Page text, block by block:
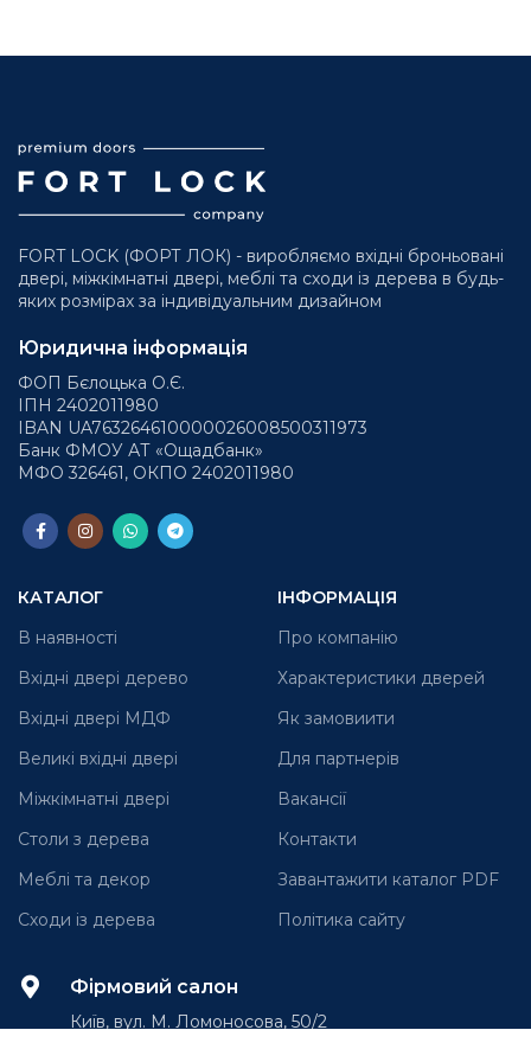
FORT LOCK (ФОРТ ЛОК) - виробляємо вхідні броньовані
двері, міжкімнатні двері, меблі та сходи із дерева в будь-
яких розмірах за індивідуальним дизайном
Юридична інформація
ФОП Бєлоцька О.Є.
ІПН 2402011980
IBAN UA763264610000026008500311973
Банк ФМОУ АТ «Ощадбанк»
МФО 326461, ОКПО 2402011980
КАТАЛОГ
В наявності
Вхідні двері дерево
Вхідні двері МДФ
Великі вхідні двері
Міжкімнатні двері
Столи з дерева
Меблі та декор
Сходи із дерева
ІНФОРМАЦІЯ
Про компанію
Характеристики дверей
Як замовиити
Для партнерів
Вакансії
Контакти
Завантажити каталог PDF
Політика сайту
Фірмовий салон
Київ, вул. М. Ломоносова, 50/2